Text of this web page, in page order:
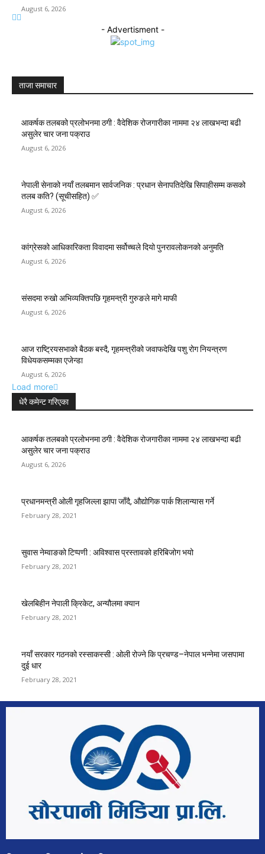
August 6, 2026
- Advertisment -
ताजा समाचार
आकर्षक तलबको प्रलोभनमा ठगी : वैदेशिक रोजगारीका नाममा २४ लाखभन्दा बढी
असुलेर चार जना पक्राउ
August 6, 2026
नेपाली सेनाको नयाँ तलबमान सार्वजनिक : प्रधान सेनापतिदेखि सिपाहीसम्म कसको
तलब कति? (सूचीसहित) ✅
August 6, 2026
कांग्रेसको आधिकारिकता विवादमा सर्वोच्चले दियो पुनरावलोकनको अनुमति
August 6, 2026
संसदमा रुखो अभिव्यक्तिपछि गृहमन्त्री गुरुङले मागे माफी
August 6, 2026
आज राष्ट्रियसभाको बैठक बस्दै, गृहमन्त्रीको जवाफदेखि पशु रोग नियन्त्रण
विधेयकसम्मका एजेन्डा
August 6, 2026
Load more
धेरै कमेन्ट गरिएका
आकर्षक तलबको प्रलोभनमा ठगी : वैदेशिक रोजगारीका नाममा २४ लाखभन्दा बढी
असुलेर चार जना पक्राउ
August 6, 2026
प्रधानमन्त्री ओली गृहजिल्ला झापा जाँदै, औद्योगिक पार्क शिलान्यास गर्ने
February 28, 2021
सुवास नेम्वाङको टिप्पणी : अविश्वास प्रस्तावको हरिबिजोग भयो
February 28, 2021
खेलबिहीन नेपाली क्रिकेट, अन्यौलमा क्यान
February 28, 2021
नयाँ सरकार गठनको रस्साकस्सी : ओली रोज्ने कि प्रचण्ड–नेपाल भन्नेमा जसपामा
दुई धार
February 28, 2021